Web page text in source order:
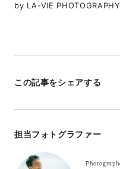
by LA-VIE PHOTOGRAPHY
この記事をシェアする
担当フォトグラファー